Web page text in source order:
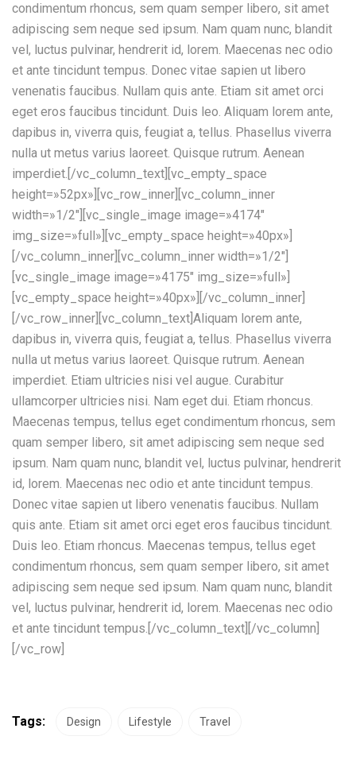
condimentum rhoncus, sem quam semper libero, sit amet
adipiscing sem neque sed ipsum. Nam quam nunc, blandit
vel, luctus pulvinar, hendrerit id, lorem. Maecenas nec odio
et ante tincidunt tempus. Donec vitae sapien ut libero
venenatis faucibus. Nullam quis ante. Etiam sit amet orci
eget eros faucibus tincidunt. Duis leo. Aliquam lorem ante,
dapibus in, viverra quis, feugiat a, tellus. Phasellus viverra
nulla ut metus varius laoreet. Quisque rutrum. Aenean
imperdiet.[/vc_column_text][vc_empty_space
height=»52px»][vc_row_inner][vc_column_inner
width=»1/2″][vc_single_image image=»4174″
img_size=»full»][vc_empty_space height=»40px»]
[/vc_column_inner][vc_column_inner width=»1/2″]
[vc_single_image image=»4175″ img_size=»full»]
[vc_empty_space height=»40px»][/vc_column_inner]
[/vc_row_inner][vc_column_text]Aliquam lorem ante,
dapibus in, viverra quis, feugiat a, tellus. Phasellus viverra
nulla ut metus varius laoreet. Quisque rutrum. Aenean
imperdiet. Etiam ultricies nisi vel augue. Curabitur
ullamcorper ultricies nisi. Nam eget dui. Etiam rhoncus.
Maecenas tempus, tellus eget condimentum rhoncus, sem
quam semper libero, sit amet adipiscing sem neque sed
ipsum. Nam quam nunc, blandit vel, luctus pulvinar, hendrerit
id, lorem. Maecenas nec odio et ante tincidunt tempus.
Donec vitae sapien ut libero venenatis faucibus. Nullam
quis ante. Etiam sit amet orci eget eros faucibus tincidunt.
Duis leo. Etiam rhoncus. Maecenas tempus, tellus eget
condimentum rhoncus, sem quam semper libero, sit amet
adipiscing sem neque sed ipsum. Nam quam nunc, blandit
vel, luctus pulvinar, hendrerit id, lorem. Maecenas nec odio
et ante tincidunt tempus.[/vc_column_text][/vc_column]
[/vc_row]
Tags: Design Lifestyle Travel